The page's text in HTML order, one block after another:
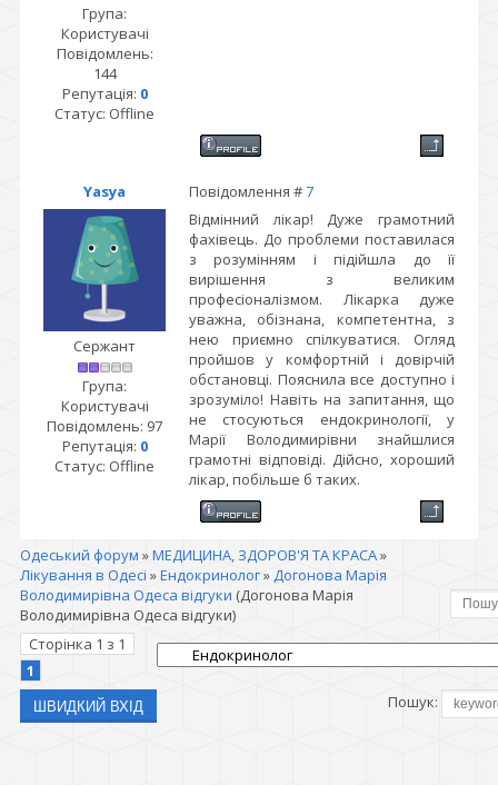
Група:
Користувачі
Повідомлень:
144
Репутація: 0
Статус: Offline
Yasya Повідомлення #7
Сержант
Група:
Користувачі
Повідомлень: 97
Репутація: 0
Статус: Offline
Відмінний лікар! Дуже грамотний
фахівець. До проблеми поставилася
з розумінням і підійшла до її
вирішення з великим
професіоналізмом. Лікарка дуже
уважна, обізнана, компетентна, з
нею приємно спілкуватися. Огляд
пройшов у комфортній і довірчій
обстановці. Пояснила все доступно і
зрозуміло! Навіть на запитання, що
не стосуються ендокринології, у
Марії Володимирівни знайшлися
грамотні відповіді. Дійсно, хороший
лікар, побільше б таких.
Одеський форум »МЕДИЦИНА, ЗДОРОВ'Я ТА КРАСА»
Лікування в Одесі »Ендокринолог»Догонова Марія
Володимирівна Одеса відгуки (Догонова Марія
Володимирівна Одеса відгуки)
Сторінка 1 з 1
1
Пошук: